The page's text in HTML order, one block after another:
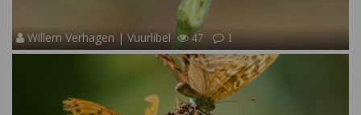
Willem Verhagen | Vuurlibel 47 1